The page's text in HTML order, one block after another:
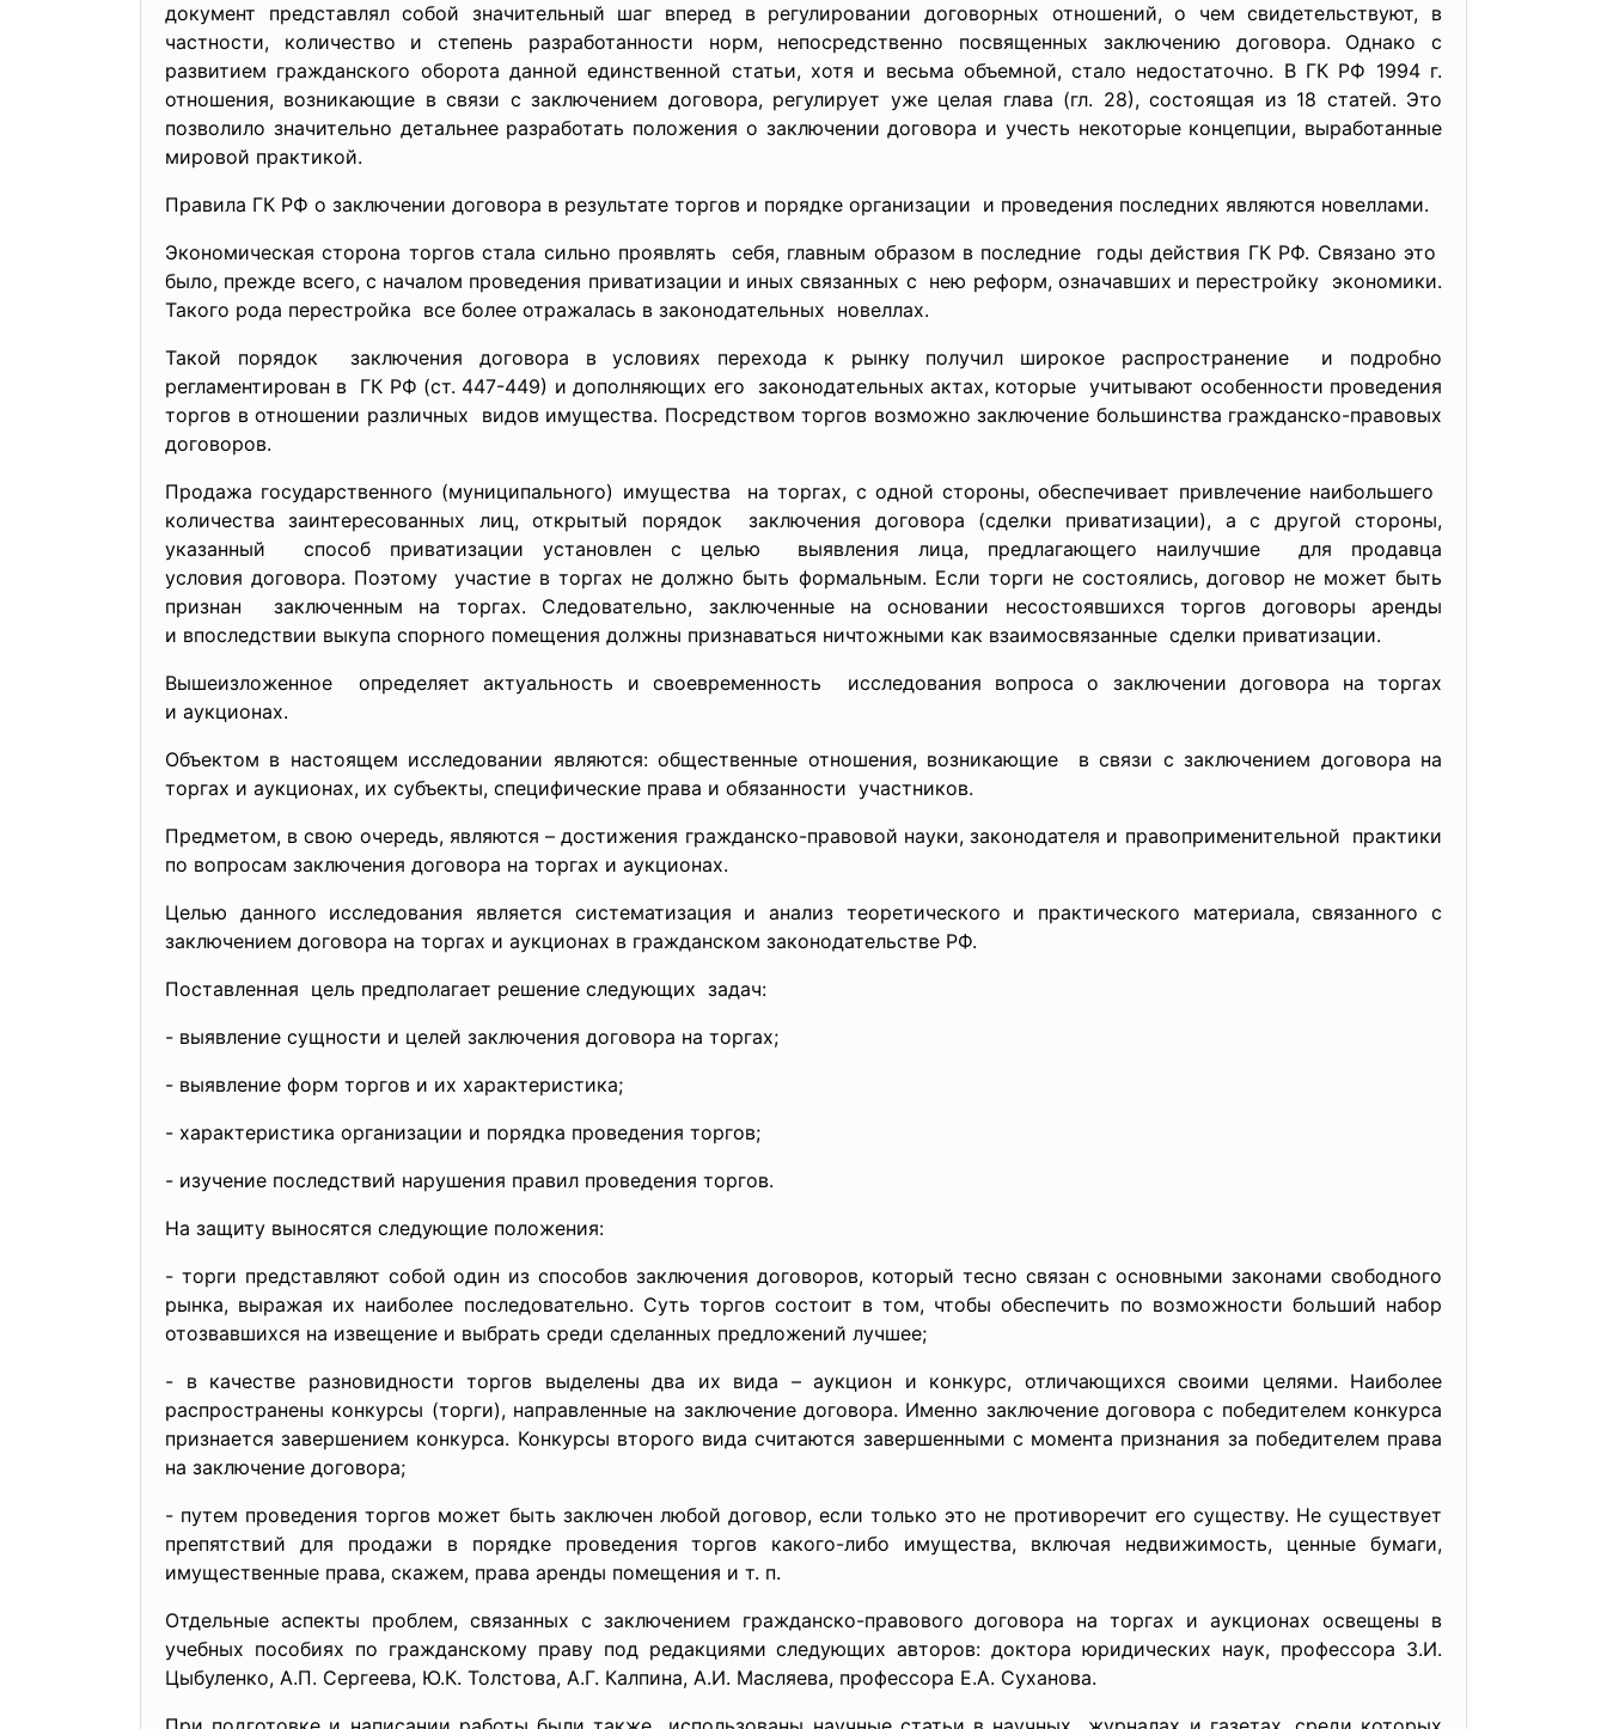
документ представлял собой значительный шаг вперед в регулировании договорных отношений, о чем свидетельствуют, в
частности, количество и степень разработанности норм, непосредственно посвященных заключению договора. Однако с
развитием гражданского оборота данной единственной статьи, хотя и весьма объемной, стало недостаточно. В ГК РФ 1994 г.
отношения, возникающие в связи с заключением договора, регулирует уже целая глава (гл. 28), состоящая из 18 статей. Это
позволило значительно детальнее разработать положения о заключении договора и учесть некоторые концепции, выработанные
мировой практикой.
Правила ГК РФ о заключении договора в результате торгов и порядке организации и проведения последних являются новеллами.
Экономическая сторона торгов стала сильно проявлять себя, главным образом в последние годы действия ГК РФ. Связано это
было, прежде всего, с началом проведения приватизации и иных связанных с нею реформ, означавших и перестройку экономики.
Такого рода перестройка все более отражалась в законодательных новеллах.
Такой порядок заключения договора в условиях перехода к рынку получил широкое распространение и подробно
регламентирован в ГК РФ (ст. 447-449) и дополняющих его законодательных актах, которые учитывают особенности проведения
торгов в отношении различных видов имущества. Посредством торгов возможно заключение большинства гражданско-правовых
договоров.
Продажа государственного (муниципального) имущества на торгах, с одной стороны, обеспечивает привлечение наибольшего
количества заинтересованных лиц, открытый порядок заключения договора (сделки приватизации), а с другой стороны,
указанный способ приватизации установлен с целью выявления лица, предлагающего наилучшие для продавца
условия договора. Поэтому участие в торгах не должно быть формальным. Если торги не состоялись, договор не может быть
признан заключенным на торгах. Следовательно, заключенные на основании несостоявшихся торгов договоры аренды
и впоследствии выкупа спорного помещения должны признаваться ничтожными как взаимосвязанные сделки приватизации.
Вышеизложенное определяет актуальность и своевременность исследования вопроса о заключении договора на торгах
и аукционах.
Объектом в настоящем исследовании являются: общественные отношения, возникающие в связи с заключением договора на
торгах и аукционах, их субъекты, специфические права и обязанности участников.
Предметом, в свою очередь, являются – достижения гражданско-правовой науки, законодателя и правоприменительной практики
по вопросам заключения договора на торгах и аукционах.
Целью данного исследования является систематизация и анализ теоретического и практического материала, связанного с
заключением договора на торгах и аукционах в гражданском законодательстве РФ.
Поставленная цель предполагает решение следующих задач:
- выявление сущности и целей заключения договора на торгах;
- выявление форм торгов и их характеристика;
- характеристика организации и порядка проведения торгов;
- изучение последствий нарушения правил проведения торгов.
На защиту выносятся следующие положения:
- торги представляют собой один из способов заключения договоров, который тесно связан с основными законами свободного
рынка, выражая их наиболее последовательно. Суть торгов состоит в том, чтобы обеспечить по возможности больший набор
отозвавшихся на извещение и выбрать среди сделанных предложений лучшее;
- в качестве разновидности торгов выделены два их вида – аукцион и конкурс, отличающихся своими целями. Наиболее
распространены конкурсы (торги), направленные на заключение договора. Именно заключение договора с победителем конкурса
признается завершением конкурса. Конкурсы второго вида считаются завершенными с момента признания за победителем права
на заключение договора;
- путем проведения торгов может быть заключен любой договор, если только это не противоречит его существу. Не существует
препятствий для продажи в порядке проведения торгов какого-либо имущества, включая недвижимость, ценные бумаги,
имущественные права, скажем, права аренды помещения и т. п.
Отдельные аспекты проблем, связанных с заключением гражданско-правового договора на торгах и аукционах освещены в
учебных пособиях по гражданскому праву под редакциями следующих авторов: доктора юридических наук, профессора З.И.
Цыбуленко, А.П. Сергеева, Ю.К. Толстова, А.Г. Калпина, А.И. Масляева, профессора Е.А. Суханова.